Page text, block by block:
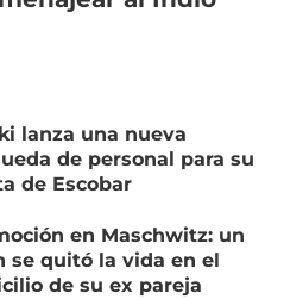
lanza una nueva
de personal para su
de Escobar
en Maschwitz: un
se quitó la vida en el
de su ex pareja